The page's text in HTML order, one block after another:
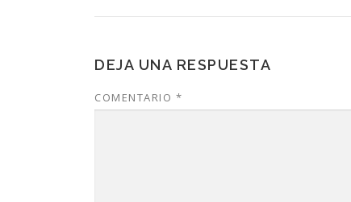
DEJA UNA RESPUESTA
COMENTARIO *